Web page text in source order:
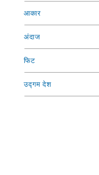
आकार
अंदाज
फिट
उद्गम देश